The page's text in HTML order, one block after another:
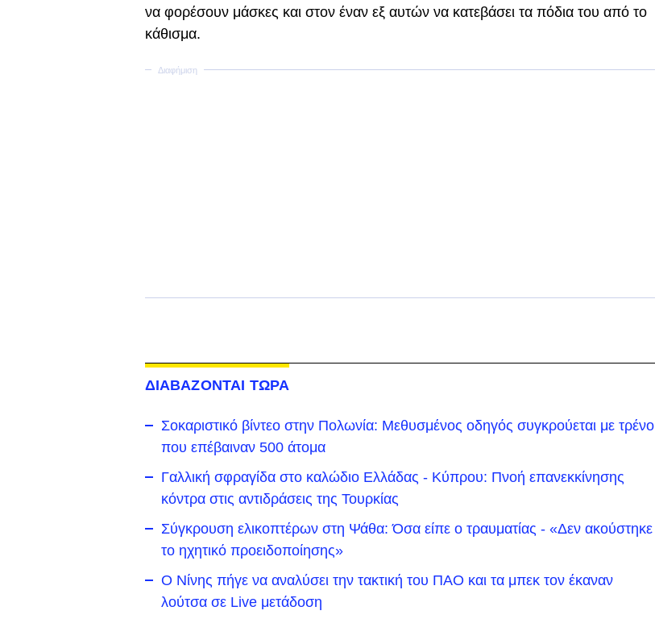
να φορέσουν μάσκες και στον έναν εξ αυτών να κατεβάσει τα πόδια του από το
κάθισμα.
ΔΙΑΒΑΖΟΝΤΑΙ ΤΩΡΑ
Σοκαριστικό βίντεο στην Πολωνία: Μεθυσμένος οδηγός συγκρούεται με τρένο
που επέβαιναν 500 άτομα
Γαλλική σφραγίδα στο καλώδιο Ελλάδας - Κύπρου: Πνοή επανεκκίνησης
κόντρα στις αντιδράσεις της Τουρκίας
Σύγκρουση ελικοπτέρων στη Ψάθα: Όσα είπε ο τραυματίας - «Δεν ακούστηκε
το ηχητικό προειδοποίησης»
Ο Νίνης πήγε να αναλύσει την τακτική του ΠΑΟ και τα μπεκ τον έκαναν
λούτσα σε Live μετάδοση